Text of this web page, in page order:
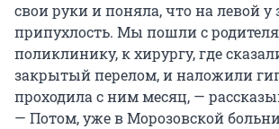
свои руки и поняла, что на левой у
припухлость. Мы пошли с
поликлинику, к хирургу, где
закрытый перелом, и наложили
проходила с ним месяц, —
— Потом, уже в Морозовской